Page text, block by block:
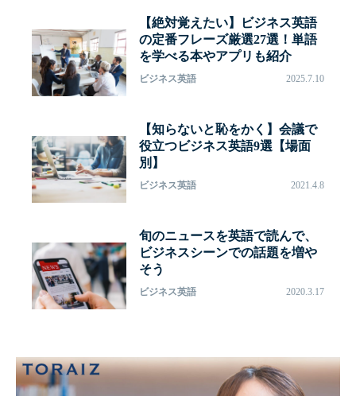
【絶対覚えたい】ビジネス英語
の定番フレーズ厳選27選！単語
を学べる本やアプリも紹介
ビジネス英語 2025.7.10
【知らないと恥をかく】会議で
役立つビジネス英語9選【場面
別】
ビジネス英語 2021.4.8
旬のニュースを英語で読んで、
ビジネスシーンでの話題を増や
そう
ビジネス英語 2020.3.17